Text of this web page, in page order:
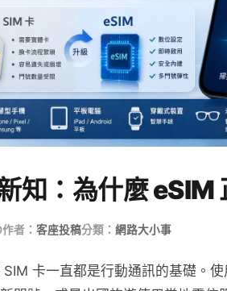
知：為什麼 eSIM
作者： 客座投稿分類： 網路大小事
卡一直都是行動通訊的基礎。